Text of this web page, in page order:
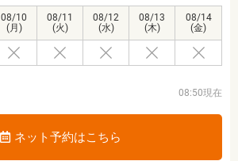
08/10
(月)
08/11
(火)
08/12
(水)
08/13
(木)
08/14
(金)
08:50現在
ネット予約はこちら